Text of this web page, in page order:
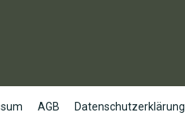
AGB Datenschutzerklärung